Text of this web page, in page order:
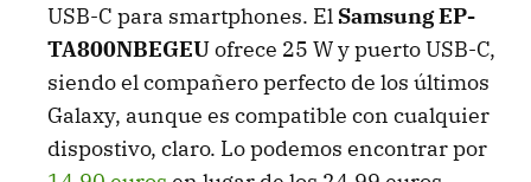
USB-C para smartphones. El Samsung EP-
TA800NBEGEUofrece 25 W y puerto USB-C,
siendo el compañero perfecto de los últimos
Galaxy, aunque es compatible con cualquier
dispostivo, claro. Lo podemos encontrar por